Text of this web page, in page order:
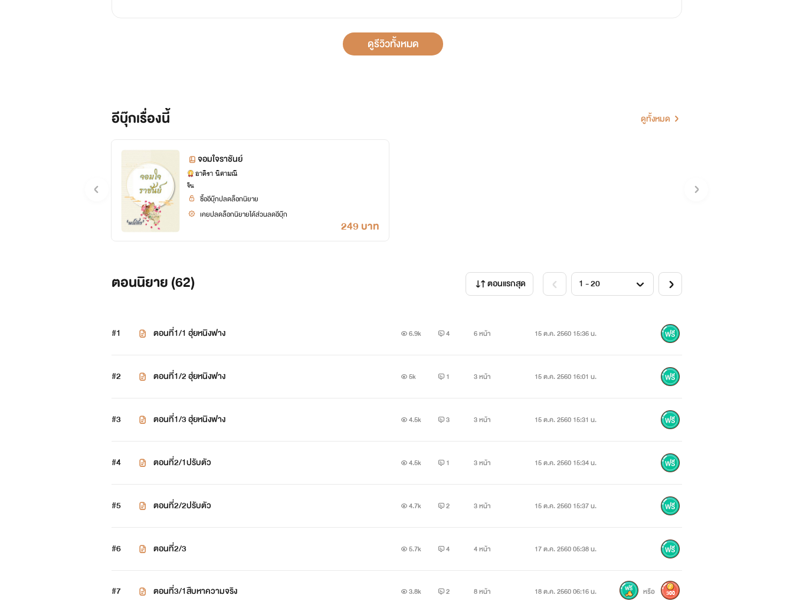
พิเศษ ตำแหน่งฮองเฮาก็ยังไม่ได้แต่งตั้ง จนกระทั่งมาพบกับหญิงสาวนางหนึ่ง นางเฉลียวฉลาด เป็นแม่ค้าที่คล่องแคล่วไปหมดทำให้พระองค์อยาก
ฮองเฮาของเขาให้ได้ แล้วเธอจะยอมไหม เป็นสิ่งที่เขาลำบากใจมากเมื่อสามารถสั่งคนได้ทั้งเมืองแต่กลับสั่งผู้หญิงตัวเล็ก ๆ คนเดียวไม่ได้
ดูรีวิวทั้งหมด
อีบุ๊กเรื่องนี้ ดูทั้งหมด
จอมใจราชันย์
อาคิรา นิศามณี
จีน
ซื้ออีบุ๊กปลดล็อกนิยาย
เคยปลดล็อกนิยายได้ส่วนลดอีบุ๊ก
249 บาท
ตอนนิยาย (62) ตอนแรกสุด
#1 ตอนที่1/1 ฮุ่ยหนิงฟาง 6.9k 4 6 หน้า 15 ต.ค. 2560 15:36 น.
#2 ตอนที่1/2 ฮุ่ยหนิงฟาง 5k 1 3 หน้า 15 ต.ค. 2560 16:01 น.
#3 ตอนที่1/3 ฮุ่ยหนิงฟาง 4.5k 3 3 หน้า 15 ต.ค. 2560 15:31 น.
#4 ตอนที่2/1ปรับตัว 4.5k 1 3 หน้า 15 ต.ค. 2560 15:34 น.
#5 ตอนที่2/2ปรับตัว 4.7k 2 3 หน้า 15 ต.ค. 2560 15:37 น.
#6 ตอนที่2/3 5.7k 4 4 หน้า 17 ต.ค. 2560 05:38 น.
#7 ตอนที่3/1สืบหาความจริง 3.8k 2 8 หน้า 18 ต.ค. 2560 06:16 น. หรือ 300